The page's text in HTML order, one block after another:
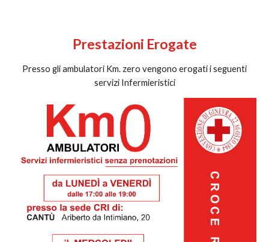
Prestazioni Erogate
Presso gli ambulatori Km. zero vengono erogati i seguenti
servizi Infermieristici